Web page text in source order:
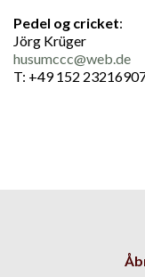
Pedel og cricket:
Jörg Krüger
husumccc@web.de
T: +49 152